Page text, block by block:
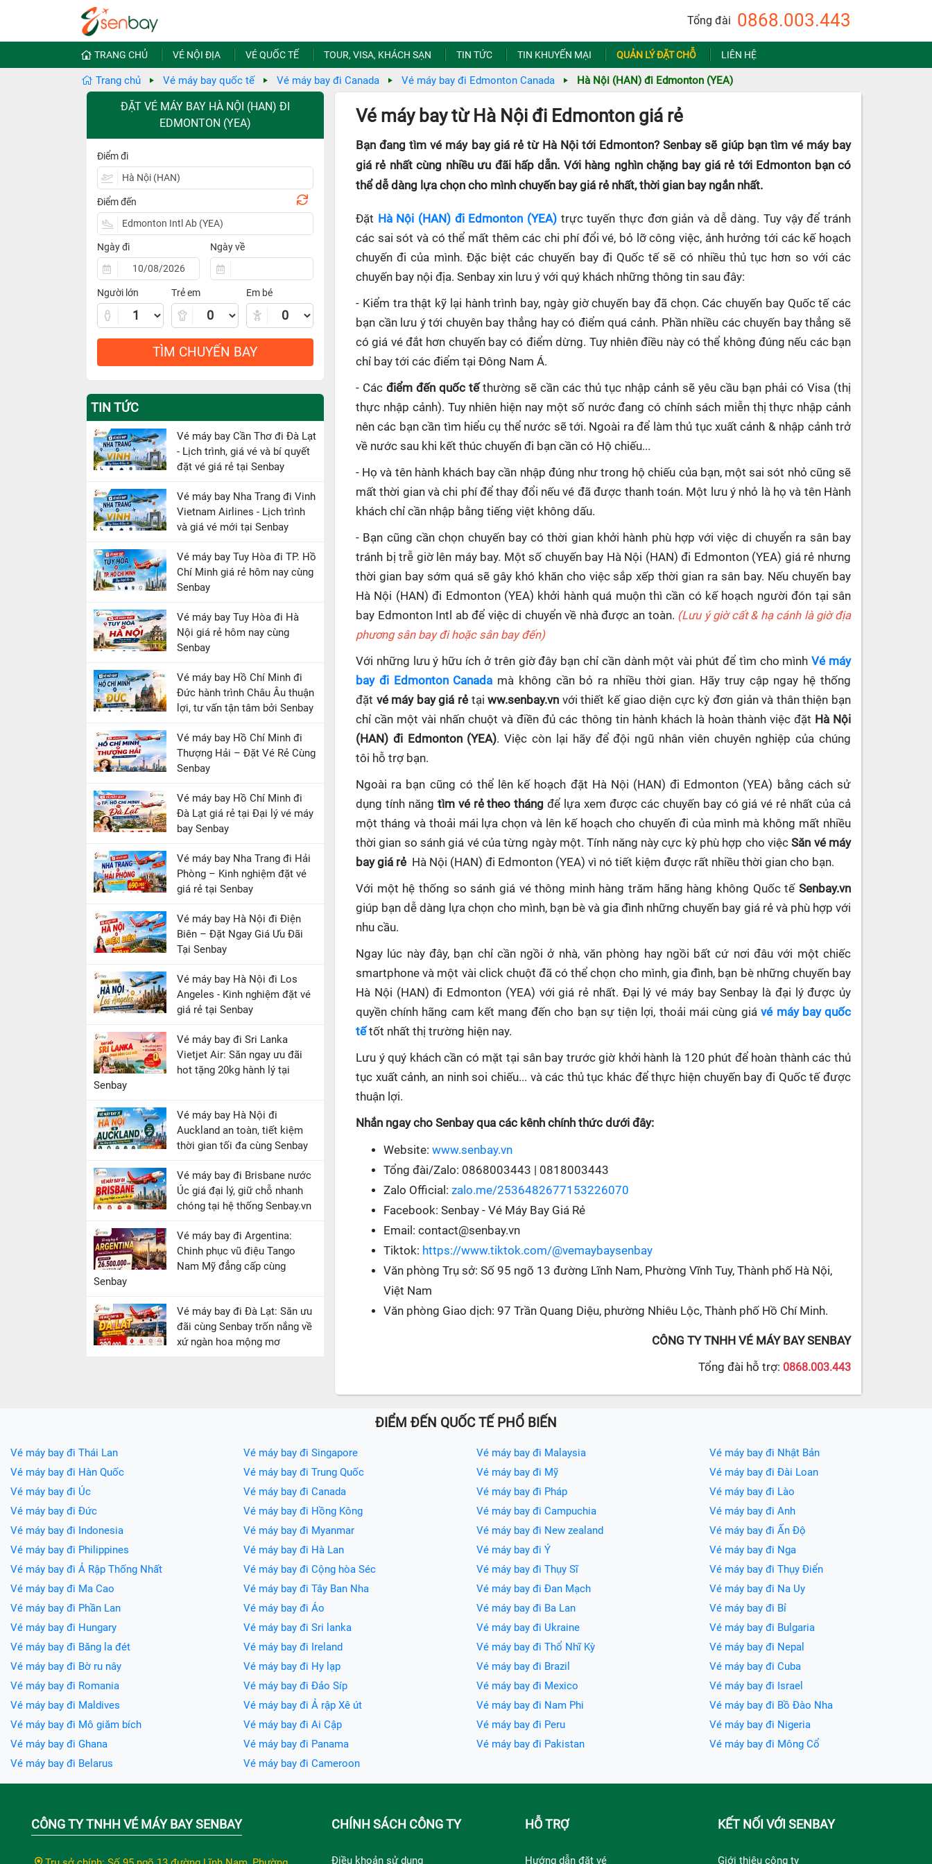
Tổng đài 0868.003.443
TRANG CHỦ VÉ NỘI ĐỊA VÉ QUỐC TẾ TOUR, VISA, KHÁCH SẠN TIN TỨC TIN KHUYẾN MẠI QUẢN LÝ ĐẶT CHỖ LIÊN HỆ
Trang chủ Vé máy bay quốc tế Vé máy bay đi Canada Vé máy bay đi Edmonton Canada Hà Nội (HAN) đi Edmonton (YEA)
ĐẶT VÉ MÁY BAY HÀ NỘI (HAN) ĐI
EDMONTON (YEA)
Điểm đi
Điểm đến
Ngày đi Ngày về
Người lớn Trẻ em Em bé
TÌM CHUYẾN BAY
TIN TỨC
Vé máy bay Cần Thơ đi Đà Lạt
- Lịch trình, giá vé và bí quyết
đặt vé giá rẻ tại Senbay
Vé máy bay Nha Trang đi Vinh
Vietnam Airlines - Lịch trình
và giá vé mới tại Senbay
Vé máy bay Tuy Hòa đi TP. Hồ
Chí Minh giá rẻ hôm nay cùng
Senbay
Vé máy bay Tuy Hòa đi Hà
Nội giá rẻ hôm nay cùng
Senbay
Vé máy bay Hồ Chí Minh đi
Đức hành trình Châu Âu thuận
lợi, tư vấn tận tâm bởi Senbay
Vé máy bay Hồ Chí Minh đi
Thượng Hải – Đặt Vé Rẻ Cùng
Senbay
Vé máy bay Hồ Chí Minh đi
Đà Lạt giá rẻ tại Đại lý vé máy
bay Senbay
Vé máy bay Nha Trang đi Hải
Phòng – Kinh nghiệm đặt vé
giá rẻ tại Senbay
Vé máy bay Hà Nội đi Điện
Biên – Đặt Ngay Giá Ưu Đãi
Tại Senbay
Vé máy bay Hà Nội đi Los
Angeles - Kinh nghiệm đặt vé
giá rẻ tại Senbay
Vé máy bay đi Sri Lanka
Vietjet Air: Săn ngay ưu đãi
hot tặng 20kg hành lý tại
Senbay
Vé máy bay Hà Nội đi
Auckland an toàn, tiết kiệm
thời gian tối đa cùng Senbay
Vé máy bay đi Brisbane nước
Úc giá đại lý, giữ chỗ nhanh
chóng tại hệ thống Senbay.vn
Vé máy bay đi Argentina:
Chinh phục vũ điệu Tango
Nam Mỹ đẳng cấp cùng
Senbay
Vé máy bay đi Đà Lạt: Săn ưu
đãi cùng Senbay trốn nắng về
xứ ngàn hoa mộng mơ
Vé máy bay từ Hà Nội đi Edmonton giá rẻ
Bạn đang tìm vé máy bay giá rẻ từ Hà Nội tới Edmonton? Senbay sẽ giúp bạn tìm vé máy bay
giá rẻ nhất cùng nhiều ưu đãi hấp dẫn. Với hàng nghìn chặng bay giá rẻ tới Edmonton bạn có
thể dễ dàng lựa chọn cho mình chuyến bay giá rẻ nhất, thời gian bay ngắn nhất.
Đặt Hà Nội (HAN) đi Edmonton (YEA) trực tuyến thực đơn giản và dễ dàng. Tuy vậy để tránh
các sai sót và có thể mất thêm các chi phí đổi vé, bỏ lỡ công việc, ảnh hưởng tới các kế hoạch
chuyến đi của mình. Đặc biệt các chuyến bay đi Quốc tế sẽ có nhiều thủ tục hơn so với các
chuyến bay nội địa. Senbay xin lưu ý với quý khách những thông tin sau đây:
- Kiểm tra thật kỹ lại hành trình bay, ngày giờ chuyến bay đã chọn. Các chuyến bay Quốc tế các
bạn cần lưu ý tới chuyên bay thẳng hay có điểm quá cảnh. Phần nhiều các chuyến bay thẳng sẽ
có giá vé đắt hơn chuyến bay có điểm dừng. Tuy nhiên điều này có thể không đúng nếu các bạn
chỉ bay tới các điểm tại Đông Nam Á.
- Các điểm đến quốc tếthường sẽ cần các thủ tục nhập cảnh sẽ yêu cầu bạn phải có Visa (thị
thực nhập cảnh). Tuy nhiên hiện nay một số nước đang có chính sách miễn thị thực nhập cảnh
nên các bạn cần tìm hiểu cụ thể nước sẽ tới. Ngoài ra để làm thủ tục xuất cảnh & nhập cảnh trở
về nước sau khi kết thúc chuyến đi bạn cần có Hộ chiếu...
- Họ và tên hành khách bay cần nhập đúng như trong hộ chiếu của bạn, một sai sót nhỏ cũng sẽ
mất thời gian và chi phí để thay đổi nếu vé đã được thanh toán. Một lưu ý nhỏ là họ và tên Hành
khách chỉ cần nhập bằng tiếng việt không dấu.
- Bạn cũng cần chọn chuyến bay có thời gian khởi hành phù hợp với việc di chuyển ra sân bay
tránh bị trễ giờ lên máy bay. Một số chuyến bay Hà Nội (HAN) đi Edmonton (YEA) giá rẻ nhưng
thời gian bay sớm quá sẽ gây khó khăn cho việc sắp xếp thời gian ra sân bay. Nếu chuyến bay
Hà Nội (HAN) đi Edmonton (YEA) khởi hành quá muộn thì cần có kế hoạch người đón tại sân
bay Edmonton Intl ab để việc di chuyển về nhà được an toàn. (Lưu ý giờ cất & hạ cánh là giờ địa
phương sân bay đi hoặc sân bay đến)
Với những lưu ý hữu ích ở trên giờ đây bạn chỉ cần dành một vài phút để tìm cho mìnhVé máy
bay đi Edmonton Canada mà không cần bỏ ra nhiều thời gian. Hãy truy cập ngay hệ thống
đặt vé máy bay giá rẻ tạiww.senbay.vn với thiết kế giao diện cực kỳ đơn giản và thân thiện bạn
chỉ cần một vài nhấn chuột và điền đủ các thông tin hành khách là hoàn thành việc đặt Hà Nội
(HAN) đi Edmonton (YEA). Việc còn lại hãy để đội ngũ nhân viên chuyên nghiệp của chúng
tôi hỗ trợ bạn.
Ngoài ra bạn cũng có thể lên kế hoạch đặt Hà Nội (HAN) đi Edmonton (YEA) bằng cách sử
dụng tính năng tìm vé rẻ theo thángđể lựa xem được các chuyến bay có giá vé rẻ nhất của cả
một tháng và thoải mái lựa chọn và lên kế hoạch cho chuyến đi của mình mà không mất nhiều
thời gian so sánh giá vé của từng ngày một. Tính năng này cực kỳ phù hợp cho việcSăn vé máy
bay giá rẻ Hà Nội (HAN) đi Edmonton (YEA) vì nó tiết kiệm được rất nhiều thời gian cho bạn.
Với một hệ thống so sánh giá vé thông minh hàng trăm hãng hàng không Quốc tế Senbay.vn
giúp bạn dễ dàng lựa chọn cho mình, bạn bè và gia đình những chuyến bay giá rẻ và phù hợp với
nhu cầu.
Ngay lúc này đây, bạn chỉ cần ngồi ở nhà, văn phòng hay ngồi bất cứ nơi đâu với một chiếc
smartphone và một vài click chuột đã có thể chọn cho mình, gia đình, bạn bè những chuyến bay
Hà Nội (HAN) đi Edmonton (YEA) với giá rẻ nhất. Đại lý vé máy bay Senbay là đại lý được ủy
quyền chính hãng cam kết mang đến cho bạn sự tiện lợi, thoải mái cùng giávé máy bay quốc
tế tốt nhất thị trường hiện nay.
Lưu ý quý khách cần có mặt tại sân bay trước giờ khởi hành là 120 phút để hoàn thành các thủ
tục xuất cảnh, an ninh soi chiếu... và các thủ tục khác để thực hiện chuyến bay đi Quốc tế được
thuận lợi.
Nhắn ngay cho Senbay qua các kênh chính thức dưới đây:
Website: www.senbay.vn
Tổng đài/Zalo: 0868003443 | 0818003443
Zalo Official: zalo.me/2536482677153226070
Facebook: Senbay - Vé Máy Bay Giá Rẻ
Email: contact@senbay.vn
Tiktok: https://www.tiktok.com/@vemaybaysenbay
Văn phòng Trụ sở: Số 95 ngõ 13 đường Lĩnh Nam, Phường Vĩnh Tuy, Thành phố Hà Nội,
Việt Nam
Văn phòng Giao dịch: 97 Trần Quang Diệu, phường Nhiêu Lộc, Thành phố Hồ Chí Minh.
CÔNG TY TNHH VÉ MÁY BAY SENBAY
Tổng đài hỗ trợ: 0868.003.443
ĐIỂM ĐẾN QUỐC TẾ PHỔ BIẾN
Vé máy bay đi Thái Lan Vé máy bay đi Singapore Vé máy bay đi Malaysia
Vé máy bay đi Nhật Bản
Vé máy bay đi Hàn Quốc
Vé máy bay đi Trung Quốc Vé máy bay đi Mỹ
Vé máy bay đi Đài Loan
Vé máy bay đi Úc
Vé máy bay đi Canada Vé máy bay đi Pháp
Vé máy bay đi Lào
Vé máy bay đi Đức
Vé máy bay đi Hồng Kông Vé máy bay đi Campuchia
Vé máy bay đi Anh
Vé máy bay đi Indonesia
Vé máy bay đi Myanmar Vé máy bay đi New zealand
Vé máy bay đi Ấn Độ
Vé máy bay đi Philippines
Vé máy bay đi Hà Lan Vé máy bay đi Ý
Vé máy bay đi Nga
Vé máy bay đi Ả Rập Thống Nhất
Vé máy bay đi Cộng hòa Séc Vé máy bay đi Thụy Sĩ
Vé máy bay đi Thụy Điển
Vé máy bay đi Ma Cao
Vé máy bay đi Tây Ban Nha Vé máy bay đi Đan Mạch
Vé máy bay đi Na Uy
Vé máy bay đi Phần Lan
Vé máy bay đi Áo Vé máy bay đi Ba Lan
Vé máy bay đi Bỉ
Vé máy bay đi Hungary
Vé máy bay đi Sri lanka Vé máy bay đi Ukraine
Vé máy bay đi Bulgaria
Vé máy bay đi Băng la đét
Vé máy bay đi Ireland Vé máy bay đi Thổ Nhĩ Kỳ
Vé máy bay đi Nepal
Vé máy bay đi Bờ ru nây
Vé máy bay đi Hy lạp Vé máy bay đi Brazil
Vé máy bay đi Cuba
Vé máy bay đi Romania
Vé máy bay đi Đảo Síp Vé máy bay đi Mexico
Vé máy bay đi Israel
Vé máy bay đi Maldives
Vé máy bay đi Ả rập Xê út Vé máy bay đi Nam Phi
Vé máy bay đi Bồ Đào Nha
Vé máy bay đi Mô giăm bích
Vé máy bay đi Ai Cập Vé máy bay đi Peru
Vé máy bay đi Nigeria
Vé máy bay đi Ghana
Vé máy bay đi Panama Vé máy bay đi Pakistan
Vé máy bay đi Mông Cổ
Vé máy bay đi Belarus
Vé máy bay đi Cameroon
CÔNG TY TNHH VÉ MÁY BAY SENBAY CHÍNH SÁCH CÔNG TY
Điều khoản sử dụng
HỖ TRỢ
Hướng dẫn đặt vé
KẾT NỐI VỚI SENBAY
Giới thiệu công ty